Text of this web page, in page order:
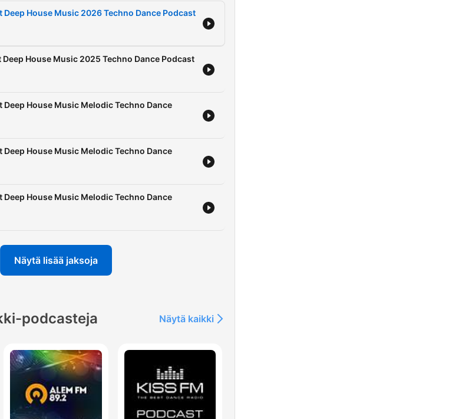
Deep House Music 2026 Techno Dance Podcast
House Music 2025 Techno Dance Podcast
Deep House Music Melodic Techno Dance
Deep House Music Melodic Techno Dance
Deep House Music Melodic Techno Dance
Näytä lisää jaksoja
podcasteja Näytä kaikki